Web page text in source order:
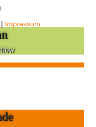
| Impressum